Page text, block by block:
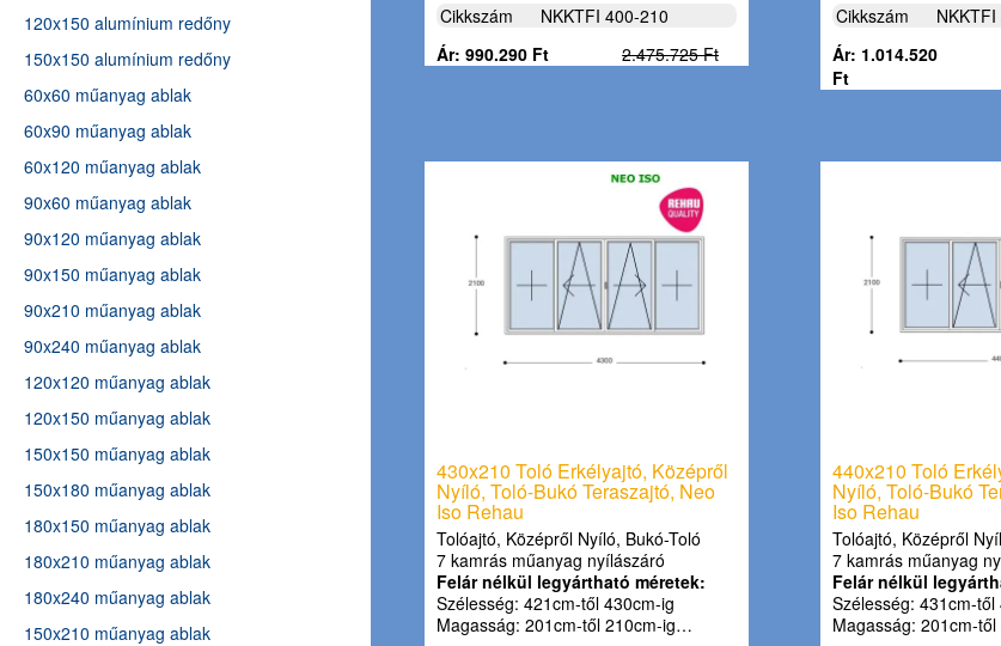
Cikkszám
NKKTFI 400-210
Ár: 990.290 Ft
2.475.725 Ft
Cikkszám
Ár: 1.014.520
Ft
430x210 Toló Erkélyajtó, Középről
Nyíló, Toló-Bukó Teraszajtó, Neo
Iso Rehau
Tolóajtó, Középről Nyíló, Bukó-Toló
7 kamrás műanyag nyílászáró
Felár nélkül legyártható méretek:
Szélesség: 421cm-től 430cm-ig
Magasság: 201cm-től 210cm-ig…
440x210 Toló
Nyíló, Toló-Bukó
Iso Rehau
Tolóajtó, Középről
7 kamrás műanyag
Felár nélkül
Szélesség: 431cm-től
Magasság: 201cm-
120x150 alumínium redőny
150x150 alumínium redőny
60x60 műanyag ablak
60x90 műanyag ablak
60x120 műanyag ablak
90x60 műanyag ablak
90x120 műanyag ablak
90x150 műanyag ablak
90x210 műanyag ablak
90x240 műanyag ablak
120x120 műanyag ablak
120x150 műanyag ablak
150x150 műanyag ablak
150x180 műanyag ablak
180x150 műanyag ablak
180x210 műanyag ablak
180x240 műanyag ablak
150x210 műanyag ablak